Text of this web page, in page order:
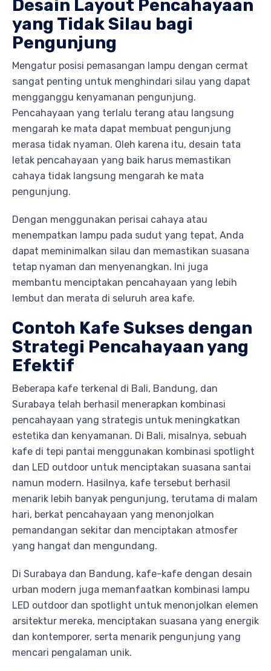
Desain Layout Pencahayaan
yang Tidak Silau bagi
Pengunjung
Mengatur posisi pemasangan lampu dengan cermat
sangat penting untuk menghindari silau yang dapat
mengganggu kenyamanan pengunjung.
Pencahayaan yang terlalu terang atau langsung
mengarah ke mata dapat membuat pengunjung
merasa tidak nyaman. Oleh karena itu, desain tata
letak pencahayaan yang baik harus memastikan
cahaya tidak langsung mengarah ke mata
pengunjung.
Dengan menggunakan perisai cahaya atau
menempatkan lampu pada sudut yang tepat, Anda
dapat meminimalkan silau dan memastikan suasana
tetap nyaman dan menyenangkan. Ini juga
membantu menciptakan pencahayaan yang lebih
lembut dan merata di seluruh area kafe.
Contoh Kafe Sukses dengan
Strategi Pencahayaan yang
Efektif
Beberapa kafe terkenal di Bali, Bandung, dan
Surabaya telah berhasil menerapkan kombinasi
pencahayaan yang strategis untuk meningkatkan
estetika dan kenyamanan. Di Bali, misalnya, sebuah
kafe di tepi pantai menggunakan kombinasi spotlight
dan LED outdoor untuk menciptakan suasana santai
namun modern. Hasilnya, kafe tersebut berhasil
menarik lebih banyak pengunjung, terutama di malam
hari, berkat pencahayaan yang menonjolkan
pemandangan sekitar dan menciptakan atmosfer
yang hangat dan mengundang.
Di Surabaya dan Bandung, kafe-kafe dengan desain
urban modern juga memanfaatkan kombinasi lampu
LED outdoor dan spotlight untuk menonjolkan elemen
arsitektur mereka, menciptakan suasana yang energik
dan kontemporer, serta menarik pengunjung yang
mencari pengalaman unik.